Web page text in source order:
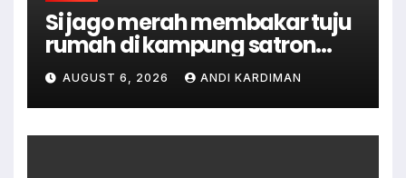
Si jago merah membakar tuju
rumah di kampung satron
sodonghilir .
AUGUST 6, 2026 ANDI KARDIMAN